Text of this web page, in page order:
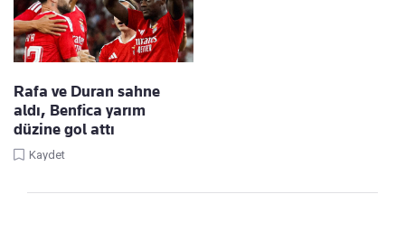
Rafa ve Duran sahne
aldı, Benfica yarım
düzine gol attı
Kaydet